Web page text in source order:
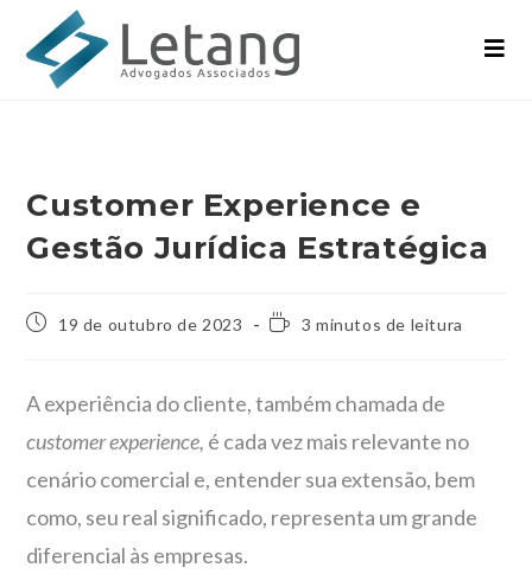
Customer Experience e
Gestão Jurídica Estratégica
19 de outubro de 2023 3 minutos de leitura
A experiência do cliente, também chamada de
customer experience, é cada vez mais relevante no
cenário comercial e, entender sua extensão, bem
como, seu real significado, representa um grande
diferencial às empresas.